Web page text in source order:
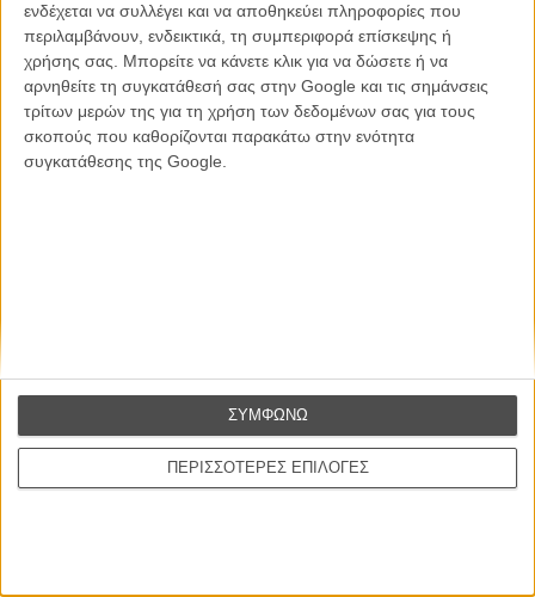
ενδέχεται να συλλέγει και να αποθηκεύει πληροφορίες που
περιλαμβάνουν, ενδεικτικά, τη συμπεριφορά επίσκεψης ή
χρήσης σας. Μπορείτε να κάνετε κλικ για να δώσετε ή να
αρνηθείτε τη συγκατάθεσή σας στην Google και τις σημάνσεις
τρίτων μερών της για τη χρήση των δεδομένων σας για τους
σκοπούς που καθορίζονται παρακάτω στην ενότητα
συγκατάθεσης της Google.
ΠΕΡΙΣΣΟΤΕΡΕΣ ΕΠΙΛΟΓΕΣ
ΣΥΜΦΩΝΩ
Εγγράψου στο εβδομαδιαίο newsletter μας.
ΕΓΓΡΑΦΗ
Θέλω να λαμβάνω τα newsletter σας.